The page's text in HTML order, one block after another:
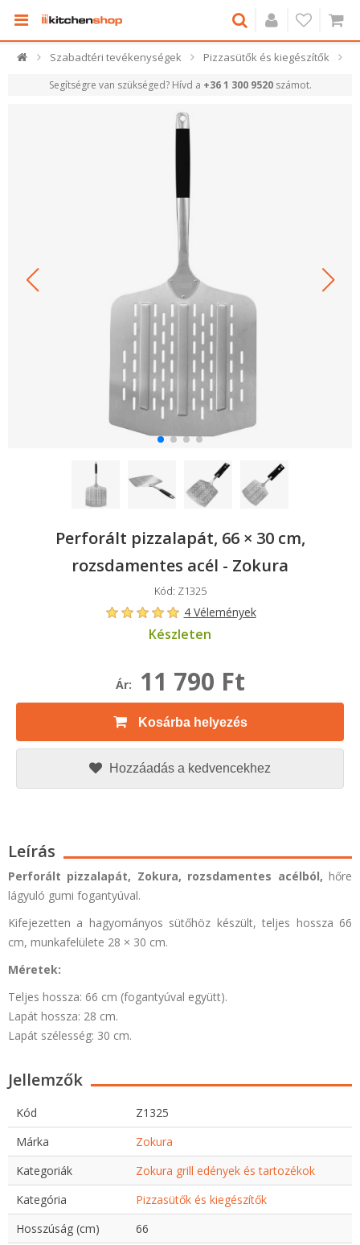
Szabadtéri tevékenységek Pizzasütők és kiegészítők
Segítségre van szükséged? Hívd a +36 1 300 9520számot.
Perforált pizzalapát, 66 × 30 cm,
rozsdamentes acél - Zokura
Kód: Z1325
4 Vélemények
Készleten
Ár: 11 790 Ft
Kosárba helyezés
Hozzáadás a kedvencekhez
Leírás
Perforált pizzalapát, Zokura, rozsdamentes acélból, hőre
lágyuló gumi fogantyúval.
Kifejezetten a hagyományos sütőhöz készült, teljes hossza 66
cm, munkafelülete 28 × 30 cm.
Méretek:
Teljes hossza: 66 cm (fogantyúval együtt).
Lapát hossza: 28 cm.
Lapát szélesség: 30 cm.
Jellemzők
Kód
Z1325
Márka
Zokura
Kategoriák
Zokura grill edények és tartozékok
Kategória
Pizzasütők és kiegészítők
Hosszúság (cm)
66